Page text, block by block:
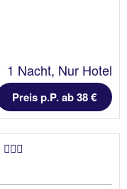
1 Nacht, Nur Hotel
Preis p.P. ab 38 €